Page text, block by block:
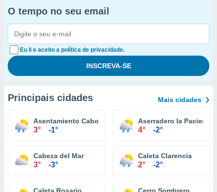
O tempo no seu email
Eu li e aceito a política de privacidade.
Principais cidades Mais cidades
Asentamiento Cabo Negro
3° -1°
Aserradero la Paciencia
4° -2°
Cabeza del Mar
3° -3°
Caleta Clarencia
2° -2°